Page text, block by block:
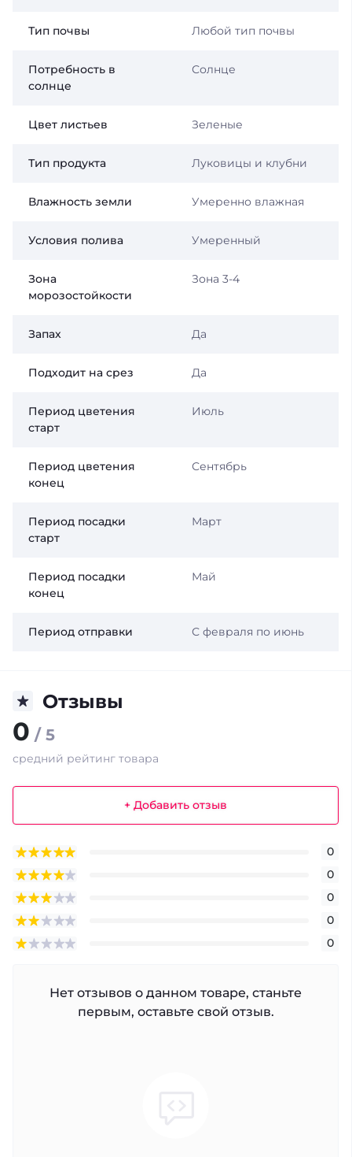
Тип почвы Любой тип почвы
Потребность в
солнце
Солнце
Цвет листьев Зеленые
Тип продукта Луковицы и клубни
Влажность земли Умеренно влажная
Условия полива Умеренный
Зона
морозостойкости
Зона 3-4
Запах Да
Подходит на срез Да
Период цветения
старт
Июль
Период цветения
конец
Сентябрь
Период посадки
старт
Март
Период посадки
конец
Май
Период отправки С февраля по июнь
Отзывы
0 / 5
средний рейтинг товара
+ Добавить отзыв
0
0
0
0
0
Нет отзывов о данном товаре, станьте
первым, оставьте свой отзыв.